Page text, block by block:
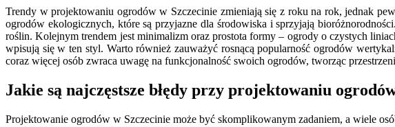
Trendy w projektowaniu ogrodów w Szczecinie zmieniają się z roku na rok, jednak
ogrodów ekologicznych, które są przyjazne dla środowiska i sprzyjają
roślin. Kolejnym trendem jest minimalizm oraz prostota formy – ogrody o czystych
wpisują się w ten styl. Warto również zauważyć rosnącą popularność ogrodów
coraz więcej osób zwraca uwagę na funkcjonalność swoich ogrodów, tworząc
Jakie są najczęstsze błędy przy projektowaniu
Projektowanie ogrodów w Szczecinie może być skomplikowanym zadaniem, a wiele